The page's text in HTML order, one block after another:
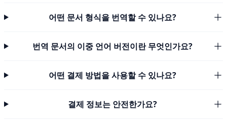
어떤 문서 형식을 번역할 수 있나요?
번역 문서의 이중 언어 버전이란 무엇인가요?
어떤 결제 방법을 사용할 수 있나요?
결제 정보는 안전한가요?